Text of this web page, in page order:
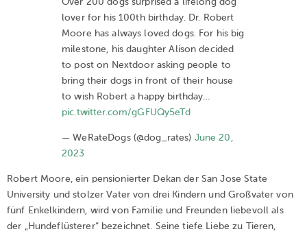
lover for his 100th birthday. Dr. Robert
Moore has always loved dogs. For his big
milestone, his daughter Alison decided
to post on Nextdoor asking people to
bring their dogs in front of their house
to wish Robert a happy birthday…
pic.twitter.com/gGFUQy5eTd
— WeRateDogs (@dog_rates) June 20,
2023
Robert Moore, ein pensionierter Dekan der San Jose State
University und stolzer Vater von drei Kindern und Großvater von
fünf Enkelkindern, wird von Familie und Freunden liebevoll als
der „Hundeflüsterer“ bezeichnet. Seine tiefe Liebe zu Tieren,